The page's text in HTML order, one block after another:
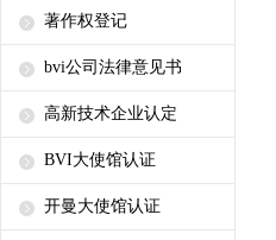
著作权登记
bvi公司法律意见书
高新技术企业认定
BVI大使馆认证
开曼大使馆认证